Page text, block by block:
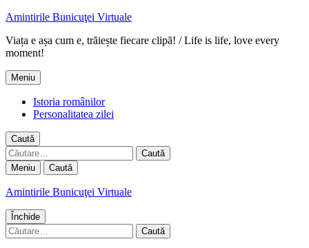
Amintirile Bunicuţei Virtuale
Viața e așa cum e, trăiește fiecare clipă! / Life is life, love every
moment!
Meniu
Istoria românilor
Personalitatea zilei
Caută
Caută
după:
Meniu Caută
Amintirile Bunicuţei Virtuale
Închide
Caută
după: